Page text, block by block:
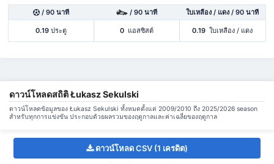
/ 90 นาที / 90 นาที ใบเหลือง / แดง / 90 นาที
0.19ประตู 0 แอสซิสต์ 0.19 ใบเหลือง / แดง
ดาวน์โหลดสถิติ Łukasz Sekulski
ดาวน์โหลดข้อมูลของ Łukasz Sekulski ทั้งหมดตั้งแต่ 2009/2010 ถึง 2025/2026 season
สำหรับทุกการแข่งขัน ประกอบด้วยผลรวมของฤดูกาลและค่าเฉลี่ยของฤดูกาล
ดาวน์โหลด CSV (1 เครดิต)